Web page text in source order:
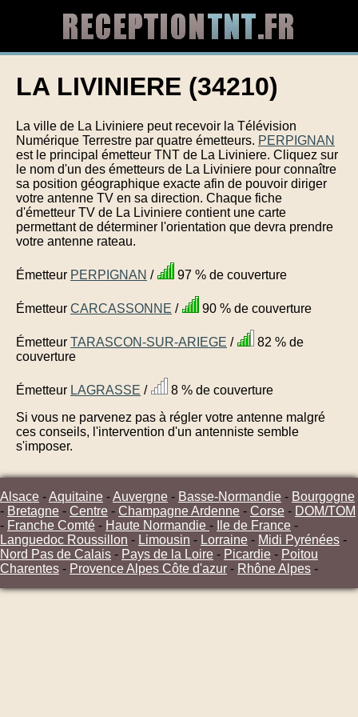
LA LIVINIERE (34210)
La ville de La Liviniere peut recevoir la Télévision
Numérique Terrestre par quatre émetteurs. PERPIGNAN
est le principal émetteur TNT de La Liviniere. Cliquez sur
le nom d'un des émetteurs de La Liviniere pour connaître
sa position géographique exacte afin de pouvoir diriger
votre antenne TV en sa direction. Chaque fiche
d'émetteur TV de La Liviniere contient une carte
permettant de déterminer l'orientation que devra prendre
votre antenne rateau.
Émetteur PERPIGNAN / 97 % de couverture
Émetteur CARCASSONNE / 90 % de couverture
Émetteur TARASCON-SUR-ARIEGE /
82 % de
couverture
Émetteur LAGRASSE /
8 % de couverture
Si vous ne parvenez pas à régler votre antenne malgré
ces conseils, l'intervention d'un antenniste semble
s'imposer.
Alsace -Aquitaine -Auvergne - Basse-Normandie - Bourgogne
- Bretagne - Centre - Champagne Ardenne - Corse - DOM/TOM
- Franche Comté - Haute Normandie - Ile de France -
Languedoc Roussillon - Limousin - Lorraine - Midi Pyrénées -
Nord Pas de Calais - Pays de la Loire - Picardie - Poitou
Charentes - Provence Alpes Côte d'azur - Rhône Alpes -